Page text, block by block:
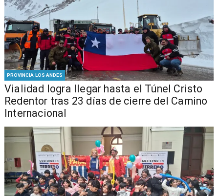
PROVINCIA LOS ANDES
Vialidad logra llegar hasta el Túnel Cristo
Redentor tras 23 días de cierre del Camino
Internacional